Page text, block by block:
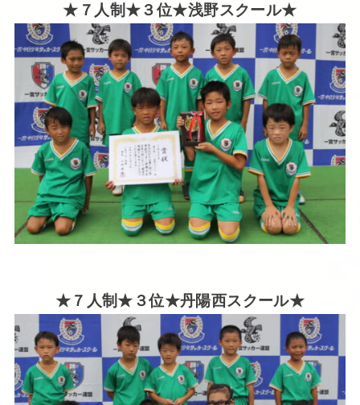
★７人制★３位★浅野スクール★
★７人制★３位★丹陽西スクール★